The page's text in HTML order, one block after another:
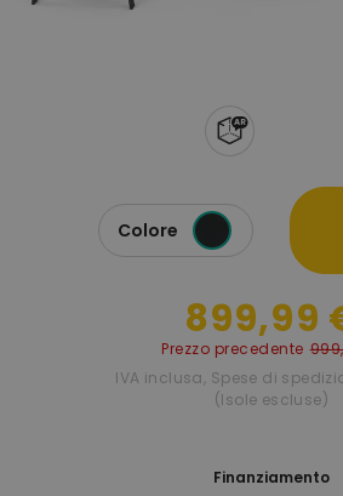
Colore
899,99
Prezzo precedente
IVA inclusa, Spese di
(Isole escluse)
Finanziamento